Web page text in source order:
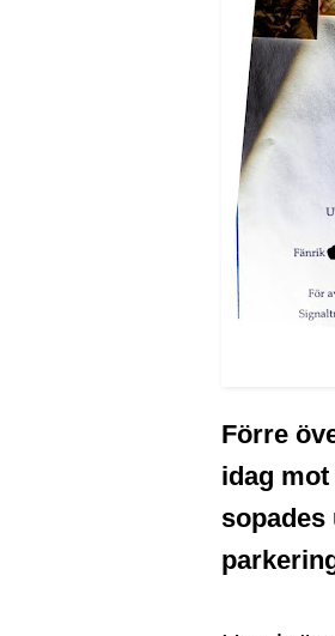
Förre
idag
sopades